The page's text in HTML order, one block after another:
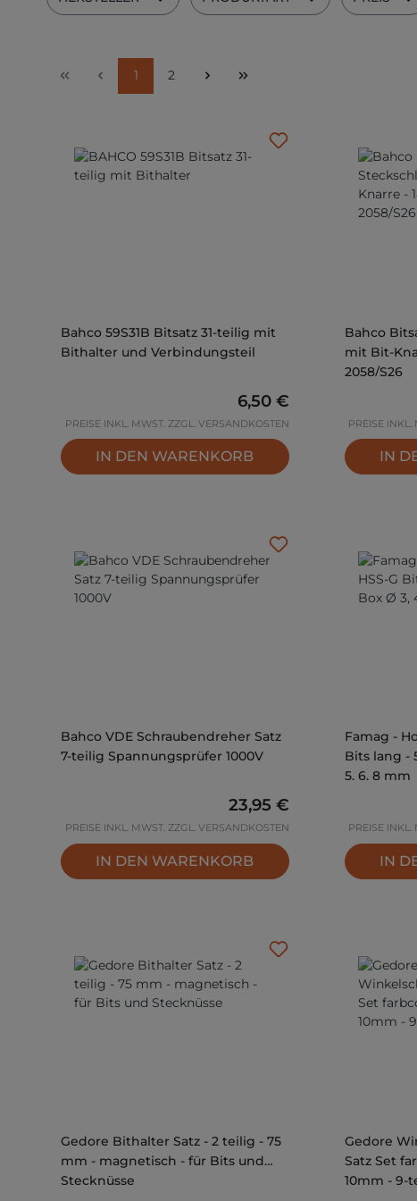
Seite
1 Seite
2
Bahco 59S31B Bitsatz 31-teilig mit
Bithalter und Verbindungsteil
Regulärer Preis:
6,50 €
PREISE INKL. MWST. ZZGL. VERSANDKOSTEN
IN DEN WARENKORB
Bahco
mit Bit-
2058/S26
PREISE INKL.
IN
Bahco VDE Schraubendreher Satz
7-teilig Spannungsprüfer 1000V
Regulärer Preis:
23,95 €
PREISE INKL. MWST. ZZGL. VERSANDKOSTEN
IN DEN WARENKORB
Famag -
Bits lang -
5, 6, 8 mm
PREISE INKL.
IN
Gedore Bithalter Satz - 2 teilig - 75
mm - magnetisch - für Bits und
Stecknüsse
Gedore
Satz Set
10mm - 9-